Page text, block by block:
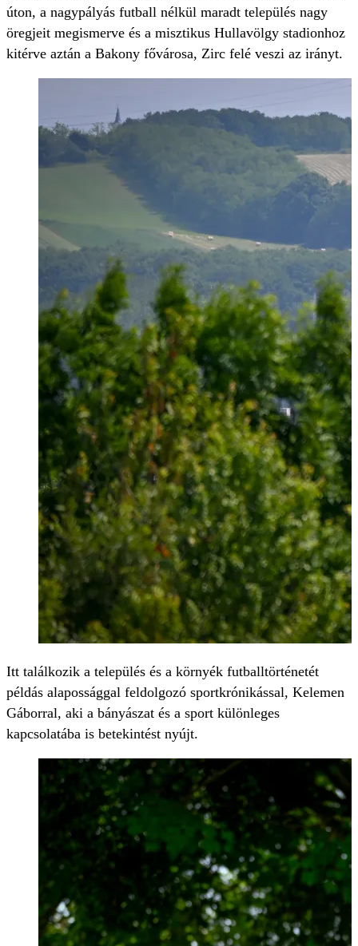
úton, a nagypályás futball nélkül maradt település nagy
öregjeit megismerve és a misztikus Hullavölgy stadionhoz
kitérve aztán a Bakony fővárosa, Zirc felé veszi az irányt.
Itt találkozik a település és a környék futballtörténetét
példás alapossággal feldolgozó sportkrónikással, Kelemen
Gáborral, aki a bányászat és a sport különleges
kapcsolatába is betekintést nyújt.